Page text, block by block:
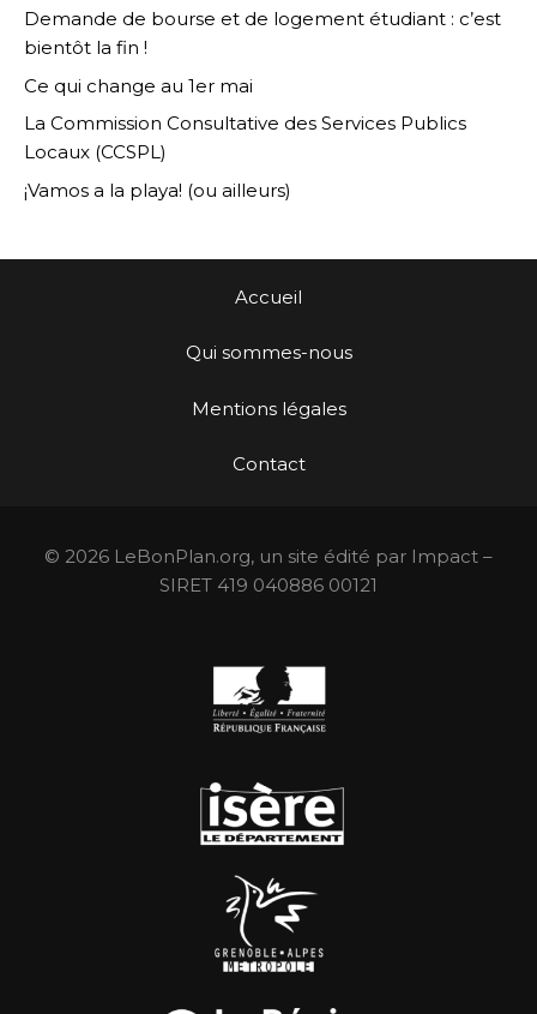
Demande de bourse et de logement étudiant : c’est
bientôt la fin !
Ce qui change au 1er mai
La Commission Consultative des Services Publics
Locaux (CCSPL)
¡Vamos a la playa! (ou ailleurs)
Accueil
Qui sommes-nous
Mentions légales
Contact
© 2026 LeBonPlan.org, un site édité par Impact –
SIRET 419 040886 00121